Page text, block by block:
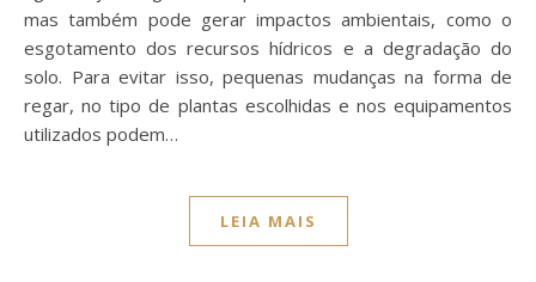
mas também pode gerar impactos ambientais, como o
esgotamento dos recursos hídricos e a degradação do
solo. Para evitar isso, pequenas mudanças na forma de
regar, no tipo de plantas escolhidas e nos equipamentos
utilizados podem…
LEIA MAIS